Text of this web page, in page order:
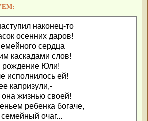
наконец-то
осенних даров!
сердца
каскадами слов!
рождение Юли!
исполнилось ей!
капризули,-
она жизнью своей!
ребенка богаче,
очаг...